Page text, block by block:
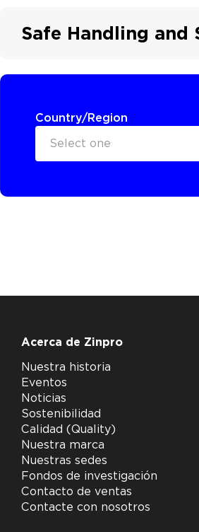
Safe Handling and
Country/Region
Select one
Acerca de Zinpro
Nuestra historia
Eventos
Noticias
Sostenibilidad
Calidad (Quality)
Nuestra marca
Nuestras sedes
Fondos de investigación
Contacto de ventas
Contacte con nosotros